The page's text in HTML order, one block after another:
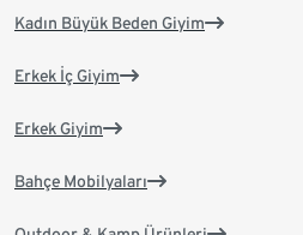
Kadın Büyük Beden Giyim
Erkek İç Giyim
Erkek Giyim
Bahçe Mobilyaları